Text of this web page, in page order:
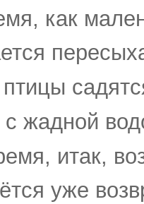
как
с жадной
итак,
уже